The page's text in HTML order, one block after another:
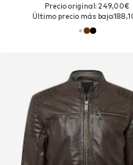
Precio original: 249,00€
Último precio más bajo: